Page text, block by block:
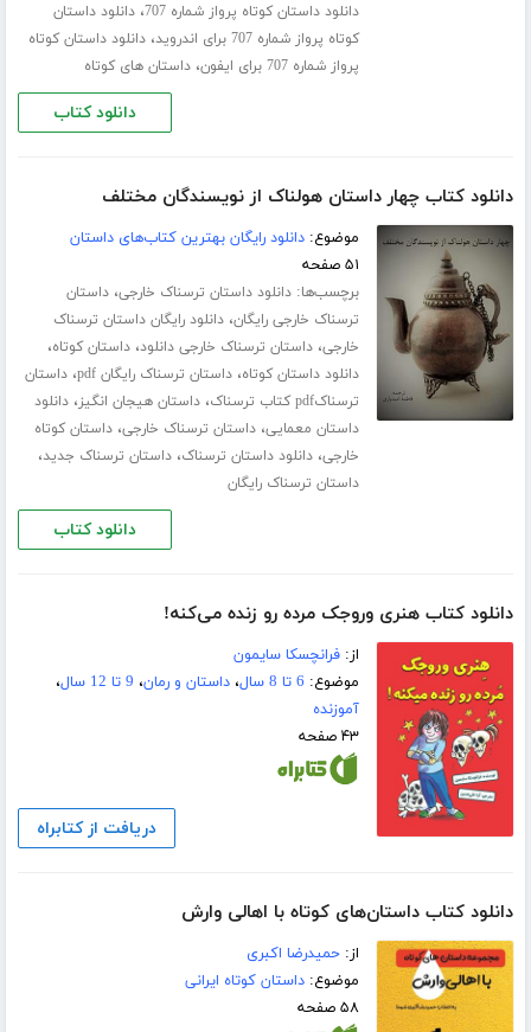
دانلود داستان کوتاه پرواز شماره 707 ،دانلود داستان
کوتاه پرواز شماره 707 برای اندروید
،دانلود داستان کوتاه
پرواز شماره 707 برای ایفون
،داستان های کوتاه
دانلود کتاب
دانلود کتاب چهار داستان هولناک از نویسندگان مختلف
موضوع:دانلود رایگان بهترین کتاب‌های داستان
۵۱ صفحه
برچسب‌ها:دانلود داستان ترسناک خارجی،داستان
ترسناک خارجی رایگان،دانلود رایگان داستان ترسناک
خارجی،داستان ترسناک خارجی دانلود،داستان کوتاه،
دانلود داستان کوتاه،داستان ترسناک رایگان pdf ،داستان
ترسناکpdf کتاب ترسناک
،داستان هیجان انگیز،دانلود
داستان معمایی،داستان ترسناک خارجی،داستان کوتاه
خارجی،دانلود داستان ترسناک،داستان ترسناک جدید،
داستان ترسناک رایگان
دانلود کتاب
دانلود کتاب هنری وروجک مرده رو زنده می‌کنه!
از:فرانچسکا سایمون
موضوع: 6 تا 8 سال ،داستان و رمان، 9 تا 12 سال
،
آموزنده
۴۳ صفحه
دریافت از کتابراه
دانلود کتاب داستان‌های کوتاه با اهالی وارش
از:حمیدرضا اکبری
موضوع:داستان کوتاه ایرانی
۵۸ صفحه